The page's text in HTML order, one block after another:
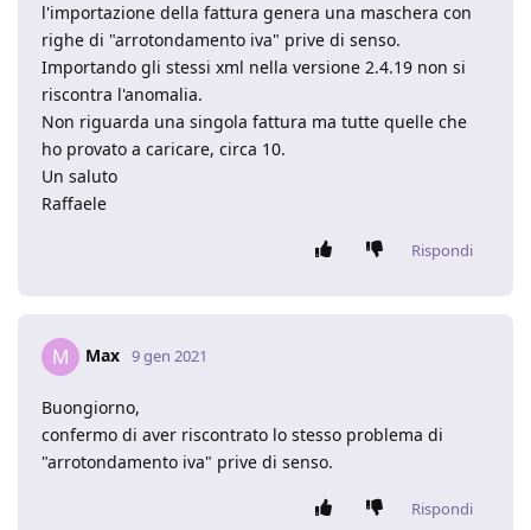
l'importazione della fattura genera una maschera con
righe di "arrotondamento iva" prive di senso.
Importando gli stessi xml nella versione 2.4.19 non si
riscontra l'anomalia.
Non riguarda una singola fattura ma tutte quelle che
ho provato a caricare, circa 10.
Un saluto
Raffaele
Rispondi
M Max 9 gen 2021
Buongiorno,
confermo di aver riscontrato lo stesso problema di
"arrotondamento iva" prive di senso.
Rispondi